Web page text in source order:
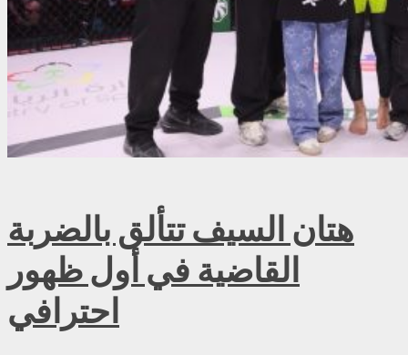
هتان السيف تتألق بالضربة
القاضية في أول ظهور
احترافي